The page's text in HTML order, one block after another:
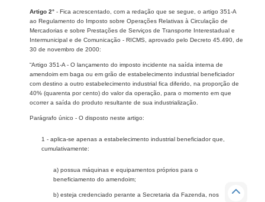
Artigo 2° - Fica acrescentado, com a redação que se segue, o artigo 351-A
ao Regulamento do Imposto sobre Operações Relativas à Circulação de
Mercadorias e sobre Prestações de Serviços de Transporte Interestadual e
Intermunicipal e de Comunicação - RICMS, aprovado pelo Decreto 45.490, de
30 de novembro de 2000:
“Artigo 351-A - O lançamento do imposto incidente na saída interna de
amendoim em baga ou em grão de estabelecimento industrial beneficiador
com destino a outro estabelecimento industrial fica diferido, na proporção de
40% (quarenta por cento) do valor da operação, para o momento em que
ocorrer a saída do produto resultante de sua industrialização.
Parágrafo único - O disposto neste artigo:
1 - aplica-se apenas a estabelecimento industrial beneficiador que,
cumulativamente:
a) possua máquinas e equipamentos próprios para o
beneficiamento do amendoim;
b) esteja credenciado perante a Secretaria da Fazenda, nos